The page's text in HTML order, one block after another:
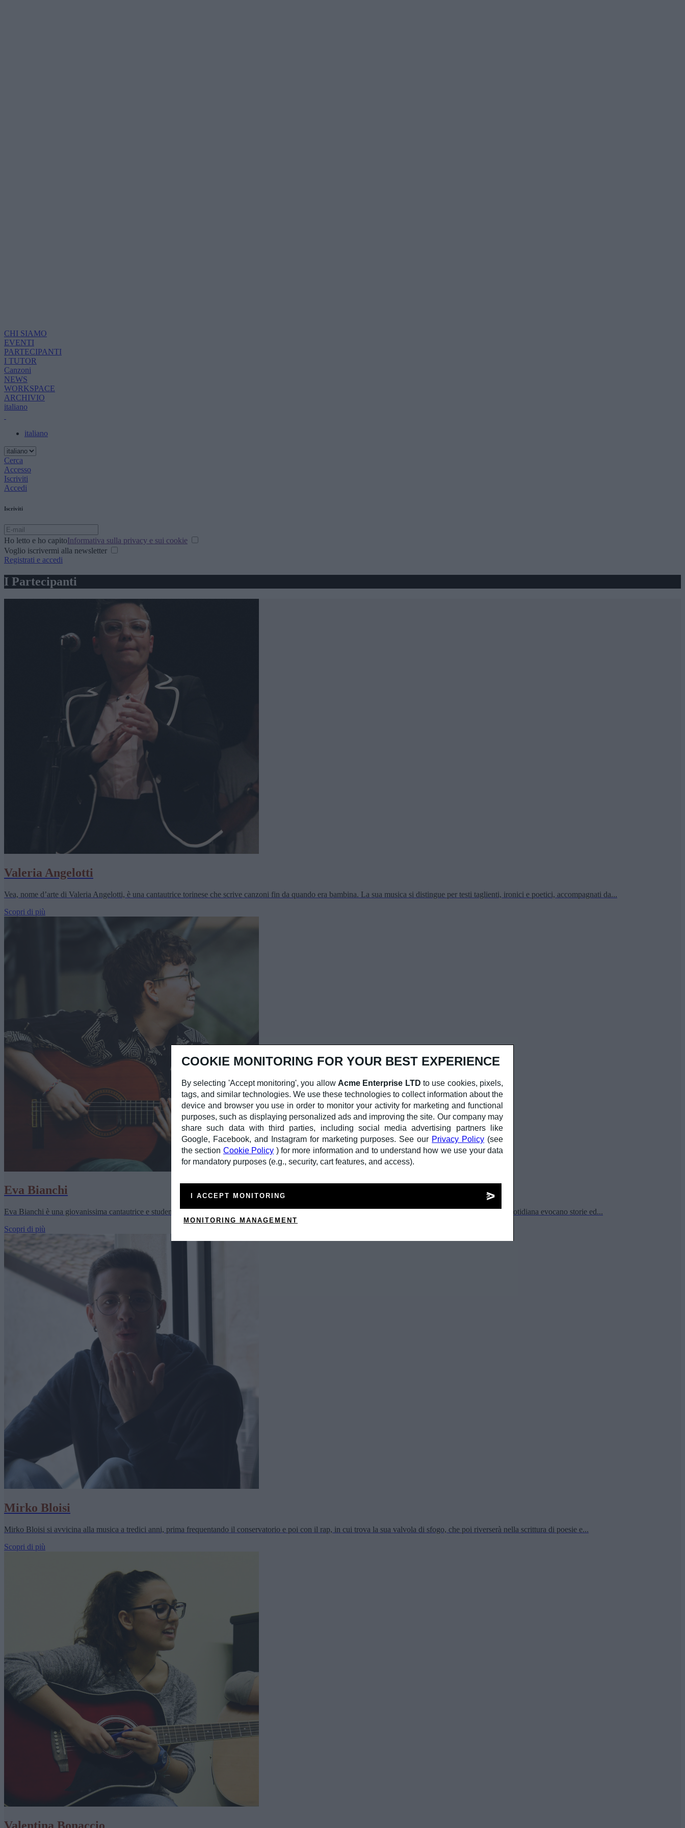
CHI SIAMO
EVENTI
PARTECIPANTI
I TUTOR
Canzoni
NEWS
WORKSPACE
ARCHIVIO
italiano
italiano
Cerca
Accesso
Iscriviti
Accedi
Iscriviti
Ho letto e ho capitoInformativa sulla privacy e sui cookie
Voglio iscrivermi alla newsletter
Registrati e accedi
I Partecipanti
Valeria Angelotti
Vea, nome d’arte di Valeria Angelotti, è una cantautrice torinese che scrive canzoni fin da quando era bambina. La sua musica si distingue per testi taglienti, ironici e poetici, accompagnati da...
Scopri di più
Eva Bianchi
Eva Bianchi è una giovanissima cantautrice e studentessa di chitarra classica presso il conservatorio di Bologna. Nei suoi brani introspettivi, momenti di vita quotidiana evocano storie ed...
Scopri di più
Mirko Bloisi
Mirko Bloisi si avvicina alla musica a tredici anni, prima frequentando il conservatorio e poi con il rap, in cui trova la sua valvola di sfogo, che poi riverserà nella scrittura di poesie e...
Scopri di più
COOKIE MONITORING FOR YOUR BEST EXPERIENCE
By selecting 'Accept monitoring', you allow Acme Enterprise LTD to use cookies, pixels,
tags, and similar technologies. We use these technologies to collect information about the
device and browser you use in order to monitor your activity for marketing and functional
purposes, such as displaying personalized ads and improving the site. Our company may
share such data with third parties, including social media advertising partners like
Google, Facebook, and Instagram for marketing purposes. See our Privacy Policy (see
the section Cookie Policy ) for more information and to understand how we use your data
for mandatory purposes (e.g., security, cart features, and access).
I ACCEPT MONITORING
MONITORING MANAGEMENT